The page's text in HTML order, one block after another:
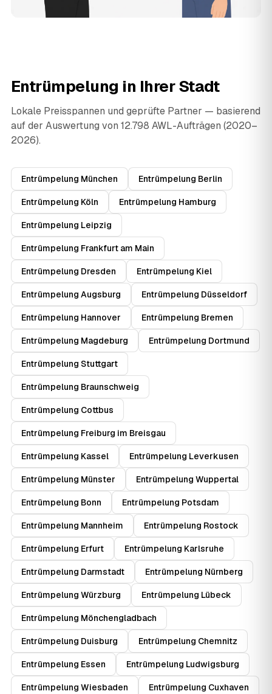
Entrümpelung in Ihrer Stadt
Lokale Preisspannen und geprüfte Partner — basierend
auf der Auswertung von 12.798 AWL-Aufträgen (2020–
2026).
Entrümpelung München Entrümpelung Berlin
Entrümpelung Köln Entrümpelung Hamburg
Entrümpelung Leipzig
Entrümpelung Frankfurt am Main
Entrümpelung Dresden Entrümpelung Kiel
Entrümpelung Augsburg Entrümpelung Düsseldorf
Entrümpelung Hannover Entrümpelung Bremen
Entrümpelung Magdeburg Entrümpelung Dortmund
Entrümpelung Stuttgart
Entrümpelung Braunschweig
Entrümpelung Cottbus
Entrümpelung Freiburg im Breisgau
Entrümpelung Kassel Entrümpelung Leverkusen
Entrümpelung Münster Entrümpelung Wuppertal
Entrümpelung Bonn Entrümpelung Potsdam
Entrümpelung Mannheim Entrümpelung Rostock
Entrümpelung Erfurt Entrümpelung Karlsruhe
Entrümpelung Darmstadt Entrümpelung Nürnberg
Entrümpelung Würzburg Entrümpelung Lübeck
Entrümpelung Mönchengladbach
Entrümpelung Duisburg Entrümpelung Chemnitz
Entrümpelung Essen Entrümpelung Ludwigsburg
Entrümpelung Wiesbaden Entrümpelung Cuxhaven